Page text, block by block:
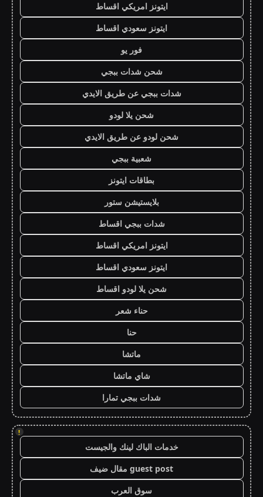
ايتونز امريكي اقساط
ايتونز سعودي اقساط
فور يو
شحن شدات ببجي
شدات ببجي عن طريق الايدي
شحن يلا لودو
شحن لودو عن طريق الايدي
شعبية ببجي
بطاقات ايتونز
بلايستيشن ستور
شدات ببجي اقساط
ايتونز امريكي اقساط
ايتونز سعودي اقساط
شحن يلا لودو اقساط
حناء شعر
حنا
ماتشا
شاي ماتشا
شدات ببجي تمارا
!
خدمات الباك لينك والجيست
guest post مقال ضيف
سوق العرب